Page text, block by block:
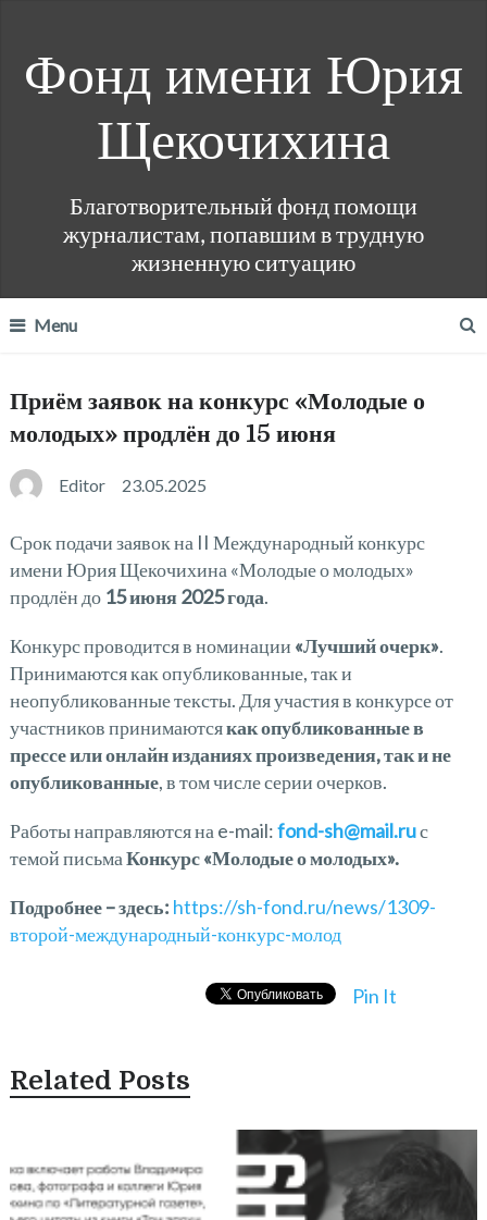
Фонд имени Юрия
Щекочихина
Благотворительный фонд помощи
журналистам, попавшим в трудную
жизненную ситуацию
Menu
Приём заявок на конкурс «Молодые о
молодых» продлён до 15 июня
Editor 23.05.2025
Срок подачи заявок на II Международный конкурс
имени Юрия Щекочихина «Молодые о молодых»
продлён до 15 июня 2025 года.
Конкурс проводится в номинации «Лучший очерк».
Принимаются как опубликованные, так и
неопубликованные тексты. Для участия в конкурсе от
участников принимаютсякак опубликованные в
прессе или онлайн изданиях произведения, так и не
опубликованные, в том числе серии очерков.
Работы направляются на e-mail:fond-sh@mail.ruс
темой письмаКонкурс «Молодые о молодых».
Подробнее – здесь: https://sh-fond.ru/news/1309-
второй-международный-конкурс-молод
Pin It
Related Posts